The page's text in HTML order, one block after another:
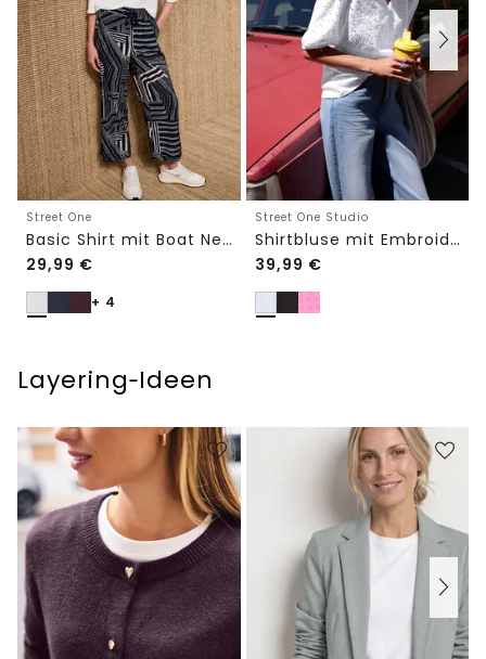
Street One
Basic Shirt mit Boat Neck und Elastikbund
29,99 €
+ 4
Street One Studio
Shirtbluse mit Embroidery-Front
39,99 €
Layering‑Ideen